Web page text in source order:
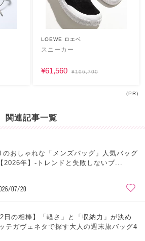
LOEWE ロエベ
スニーカー
¥61,560 ¥106,700
(PR)
関連記事一覧
のおしゃれな「メンズバッグ」人気バッグ
2026年】-トレンドと失敗しないブ...
07/20
2日の相棒】「軽さ」と「収納力」が決め
テガヴェネタで探す大人の週末旅バッグ4